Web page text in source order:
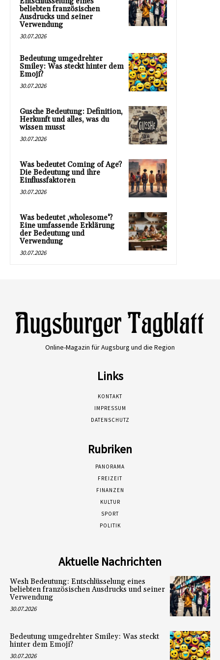
beliebten französischen
Ausdrucks und seiner
Verwendung
30.07.2026
Bedeutung umgedrehter
Smiley: Was steckt hinter dem
Emoji?
30.07.2026
Gusche Bedeutung: Definition,
Herkunft und alles, was du
wissen musst
30.07.2026
Was bedeutet Coming of Age?
Die Bedeutung und ihre
Einflussfaktoren
30.07.2026
Was bedeutet ‚wholesome‘?
Eine umfassende Erklärung
der Bedeutung und
Verwendung
30.07.2026
Online-Magazin für Augsburg und die Region
Links
KONTAKT
IMPRESSUM
DATENSCHUTZ
Rubriken
PANORAMA
FREIZEIT
FINANZEN
KULTUR
SPORT
POLITIK
Aktuelle Nachrichten
Wesh Bedeutung: Entschlüsselung eines
beliebten französischen Ausdrucks und seiner
Verwendung
30.07.2026
Bedeutung umgedrehter Smiley: Was steckt
hinter dem Emoji?
30.07.2026